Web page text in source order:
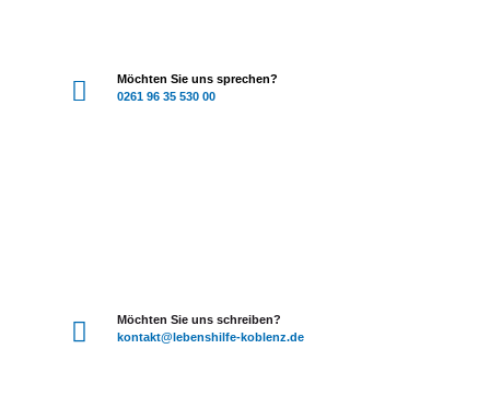
Möchten Sie uns sprechen?
0261 96 35 530 00
Möchten Sie uns schreiben?
kontakt@lebenshilfe-koblenz.de